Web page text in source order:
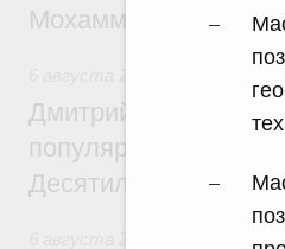
Мохаммадом
Дмитрий
популярного
Десятилетия науки и